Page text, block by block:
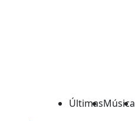
ÚltimasMúsica